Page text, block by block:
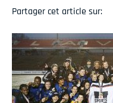
Partager cet article sur: